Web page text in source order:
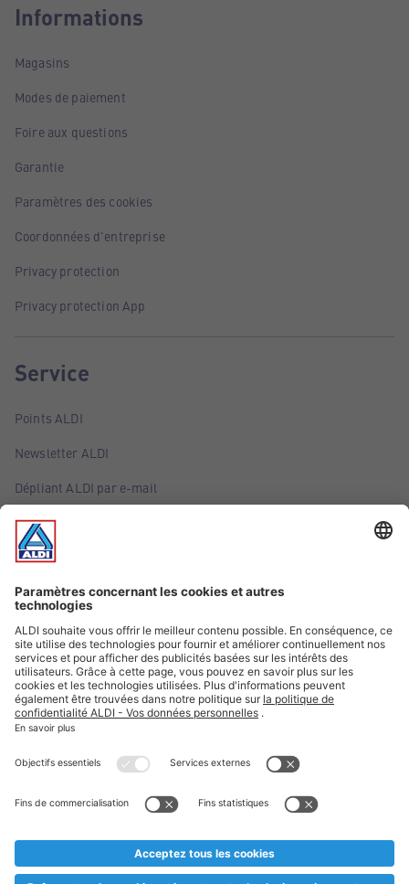
Informations
Magasins
Modes de paiement
Foire aux questions
Garantie
Paramètres des cookies
Coordonnées d'entreprise
Privacy protection
Privacy protection App
Service
Points ALDI
Newsletter ALDI
Dépliant ALDI par e-mail
Offres
Infos essentielles
Suivez ALDI Belgique
Textes marqués d'un astérisque et mentions légales
* Nous vendons ces articles temporairement et jusqu'à
au cas où, malgré le planning bien étudié, nous serions
prématurément en rupture de stock. Prix Recupel et TVA incl.
** Sur ce site, l’utilisation de la forme masculine a été adoptée